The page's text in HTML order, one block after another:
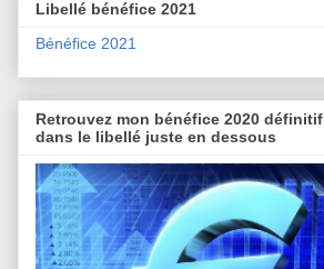
Libellé bénéfice 2021
Bénéfice 2021
Retrouvez mon bénéfice 2020 définitif
dans le libellé juste en dessous